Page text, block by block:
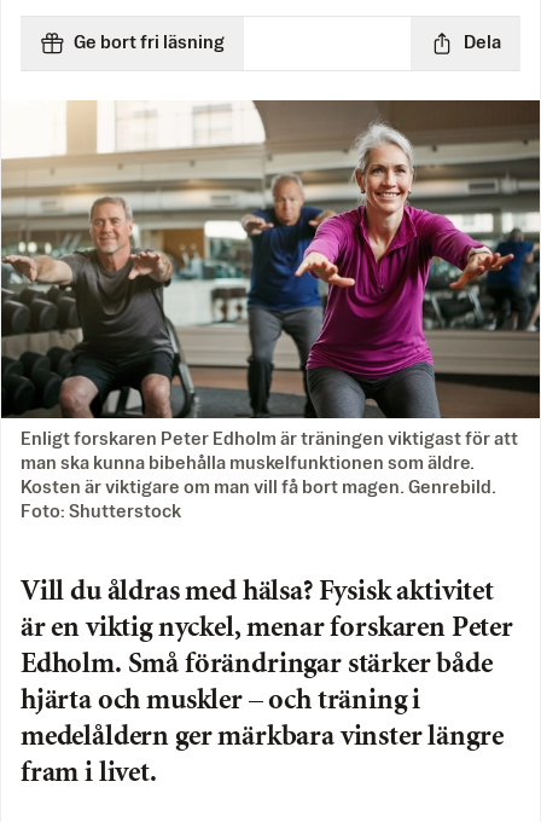
Ge bort fri läsning Dela
Enligt forskaren Peter Edholm är träningen viktigast för att
man ska kunna bibehålla muskelfunktionen som äldre.
Kosten är viktigare om man vill få bort magen. Genrebild.
Foto: Shutterstock
Vill du åldras med hälsa? Fysisk aktivitet
är en viktig nyckel, menar forskaren Peter
Edholm. Små förändringar stärker både
hjärta och muskler – och träning i
medelåldern ger märkbara vinster längre
fram i livet.